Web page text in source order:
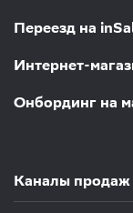
Переезд на
Интернет-
Онбординг на
Каналы продаж